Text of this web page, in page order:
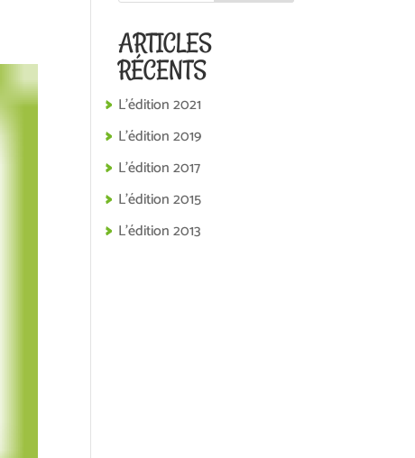
ARTICLES
RÉCENTS
L’édition 2021
L’édition 2019
L’édition 2017
L’édition 2015
L’édition 2013